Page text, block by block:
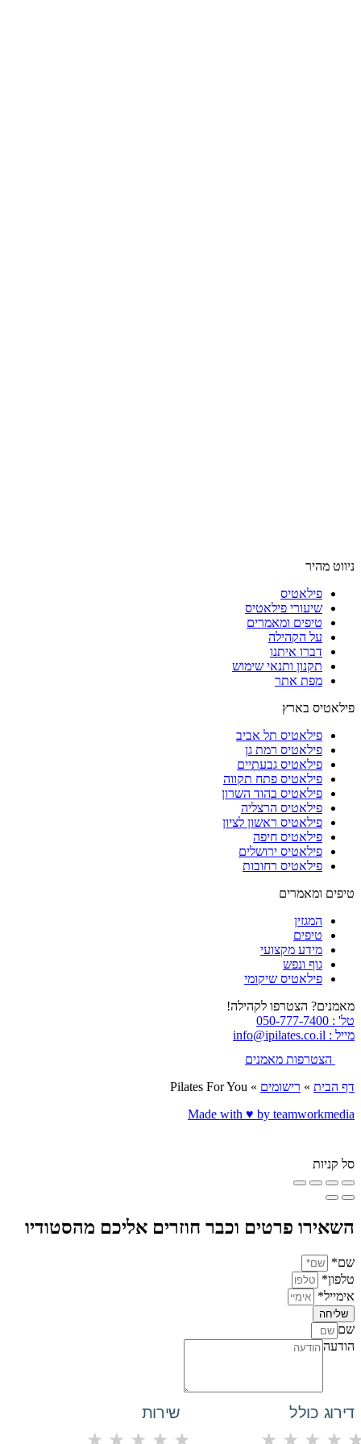
ניווט מהיר
פילאטיס
שיעורי פילאטיס
טיפים ומאמרים
על הקהילה
דברו איתנו
תקנון ותנאי שימוש
מפת אתר
פילאטיס בארץ
פילאטיס תל אביב
פילאטיס רמת גן
פילאטיס גבעתיים
פילאטיס פתח תקווה
פילאטיס בהוד השרון
פילאטיס הרצליה
פילאטיס ראשון לציון
פילאטיס חיפה
פילאטיס ירושלים
פילאטיס רחובות
טיפים ומאמרים
המגזין
טיפים
מידע מקצועי
גוף ונפש
פילאטיס שיקומי
מאמנים? הצטרפו לקהילה!
טל' : 050-777-7400
מייל : info@ipilates.co.il
הצטרפות מאמנים
דף הבית » רישומים »
Pilates For You
Made with ♥️ by teamworkmedia
סל קניות
השאירו פרטים וכבר חוזרים אליכם מהסטודיו
שם*
טלפון*
אימייל*
שליחה
שם
הודעה
דירוג כולל
★ ★ ★ ★
שירות
★ ★ ★ ★ ★